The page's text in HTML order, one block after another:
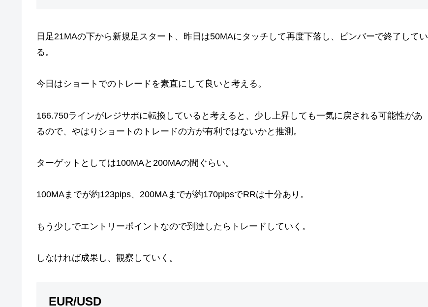
日足21MAの下から新規足スタート、昨日は50MAにタッチして再度下落し、ピンバーで終了してい
る。
今日はショートでのトレードを素直にして良いと考える。
166.750ラインがレジサポに転換していると考えると、少し上昇しても一気に戻される可能性があ
るので、やはりショートのトレードの方が有利ではないかと推測。
ターゲットとしては100MAと200MAの間ぐらい。
100MAまでが約123pips、200MAまでが約170pipsでRRは十分あり。
もう少しでエントリーポイントなので到達したらトレードしていく。
しなければ成果し、観察していく。
EUR/USD